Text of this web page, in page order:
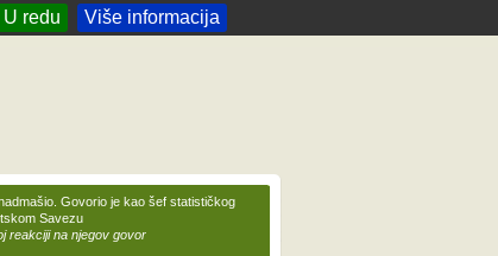
U redu Više informacija
Govorio je kao šef statističkog
Savezu
reakciji na njegov govor